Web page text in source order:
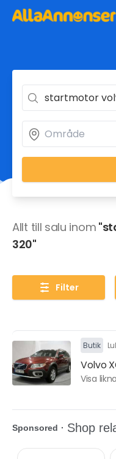
Allt till salu inom
320"
Filter
Butik
Volvo
Visa